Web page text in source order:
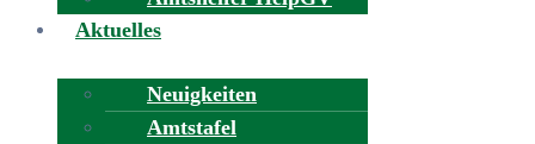
Aktuelles
Neuigkeiten
Amtstafel